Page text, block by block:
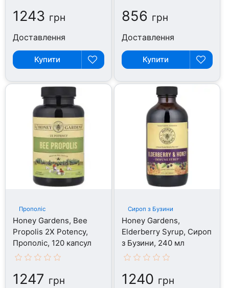
1243 грн
Доставлення
Купити
856 грн
Доставлення
Купити
Прополіс
Honey Gardens, Bee
Propolis 2X Potency,
Прополіс, 120 капсул
1247 грн
Сироп з Бузини
Honey Gardens,
Elderberry Syrup, Сироп
з Бузини, 240 мл
1240 грн